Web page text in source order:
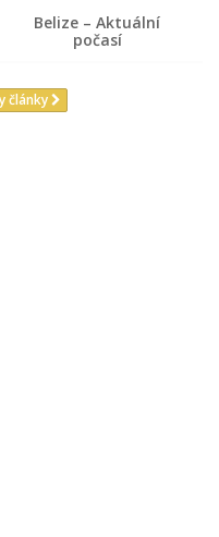
Belize – Aktuální
počasí
články